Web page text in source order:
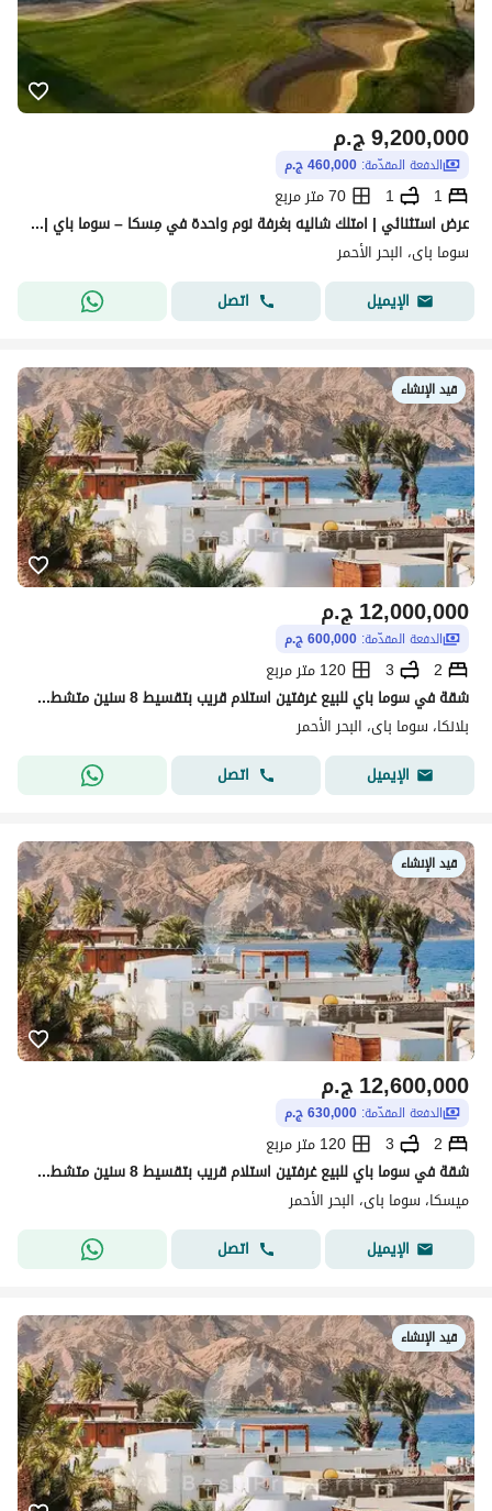
ج.م9,200,000
الدفعة المقدّمة: 460,000 ج.م
1
1
70 متر مربع
عرض استثنائي | امتلك شاليه بغرفة نوم واحدة في مِسكا – سوما باي | خصم 20% عند اختيار خطة سداد 5 سنوات
سوما باى، البحر الأحمر
الإيميل
اتصل
قيد الإنشاء
ج.م12,000,000
الدفعة المقدّمة: 600,000 ج.م
2
3
120 متر مربع
شقة في سوما باي للبيع غرفتين استلام قريب بتقسيط 8 سنين متشطب برايم لوكيشن بمقدم 5% علي 8 سنين - ديسكاوند 30 %
بلانكا، سوما باى، البحر الأحمر
الإيميل
اتصل
قيد الإنشاء
ج.م12,600,000
الدفعة المقدّمة: 630,000 ج.م
2
3
120 متر مربع
شقة في سوما باي للبيع غرفتين استلام قريب بتقسيط 8 سنين متشطب برايم لوكيشن بمقدم 5% علي 8 سنين - ديسكاوند 30 %
ميسكا، سوما باى، البحر الأحمر
الإيميل
اتصل
قيد الإنشاء